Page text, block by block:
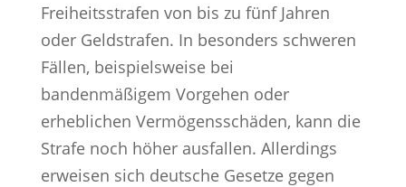
Freiheitsstrafen von bis zu fünf Jahren
oder Geldstrafen. In besonders schweren
Fällen, beispielsweise bei
bandenmäßigem Vorgehen oder
erheblichen Vermögensschäden, kann die
Strafe noch höher ausfallen. Allerdings
erweisen sich deutsche Gesetze gegen